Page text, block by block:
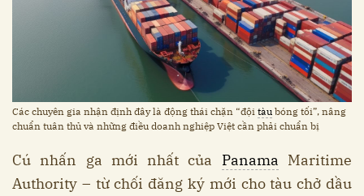
Các chuyên gia nhận định đây là động thái chặn “đội tàu bóng tối”, nâng
chuẩn tuân thủ và những điều doanh nghiệp Việt cần phải chuẩn bị
Cú nhấn ga mới nhất của Panama Maritime
Authority – từ chối đăng ký mới cho tàu chở dầu